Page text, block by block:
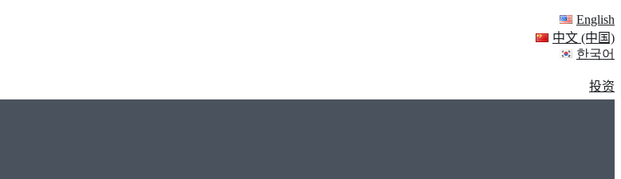
English
中文 (中国)
한국어
投资